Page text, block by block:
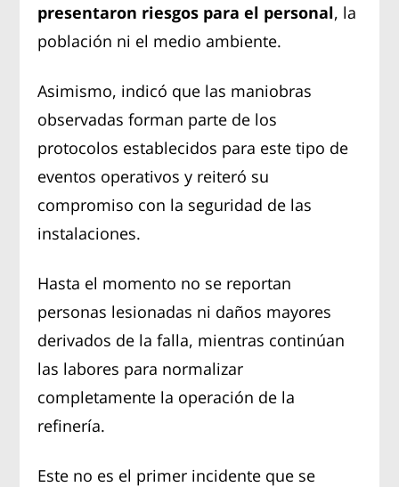
presentaron riesgos para el personal, la
población ni el medio ambiente.
Asimismo, indicó que las maniobras
observadas forman parte de los
protocolos establecidos para este tipo de
eventos operativos y reiteró su
compromiso con la seguridad de las
instalaciones.
Hasta el momento no se reportan
personas lesionadas ni daños mayores
derivados de la falla, mientras continúan
las labores para normalizar
completamente la operación de la
refinería.
Este no es el primer incidente que se